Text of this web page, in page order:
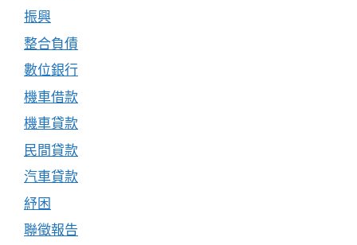
振興
整合負債
數位銀行
機車借款
機車貸款
民間貸款
汽車貸款
紓困
聯徵報告